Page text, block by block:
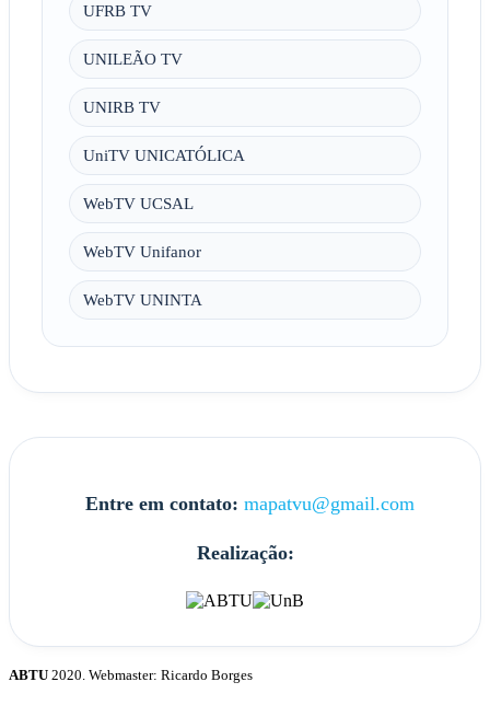
UFRB TV
UNILEÃO TV
UNIRB TV
UniTV UNICATÓLICA
WebTV UCSAL
WebTV Unifanor
WebTV UNINTA
Entre em contato: mapatvu@gmail.com
Realização:
ABTU 2020. Webmaster: Ricardo Borges